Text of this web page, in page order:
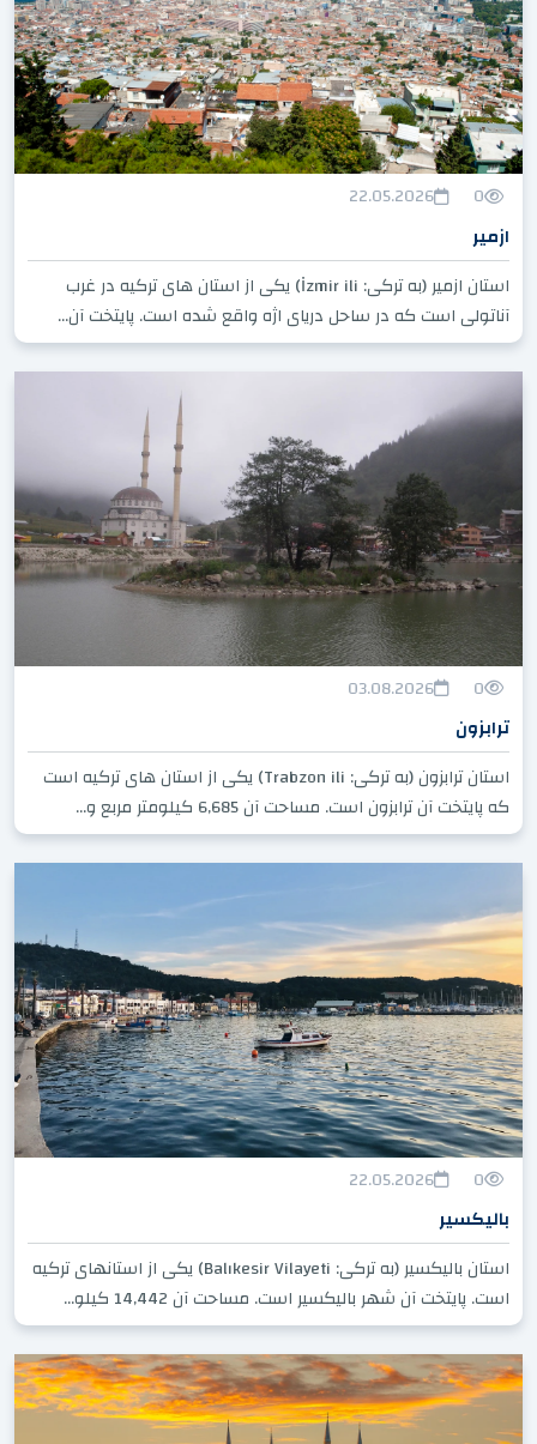
0
22.05.2026
ازمیر
استان ازمیر (به ترکی: İzmir ili) یکی از استان های ترکیه در غرب
آناتولی است که در ساحل دریای اژه واقع شده است. پایتخت آن...
0
03.08.2026
ترابزون
استان ترابزون (به ترکی: Trabzon ili) یکی از استان های ترکیه است
که پایتخت آن ترابزون است. مساحت آن 6,685 کیلومتر مربع و...
0
22.05.2026
بالیکسیر
استان بالیکسیر (به ترکی: Balıkesir Vilayeti) یکی از استانهای ترکیه
است. پایتخت آن شهر بالیکسیر است. مساحت آن 14,442 کیلو...